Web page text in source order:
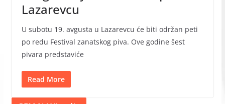
Lazarevcu
U subotu 19. avgusta u Lazarevcu će biti održan peti
po redu Festival zanatskog piva. Ove godine šest
pivara predstaviće
Read More